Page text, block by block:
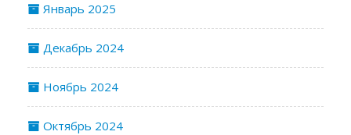
Январь 2025
Декабрь 2024
Ноябрь 2024
Октябрь 2024